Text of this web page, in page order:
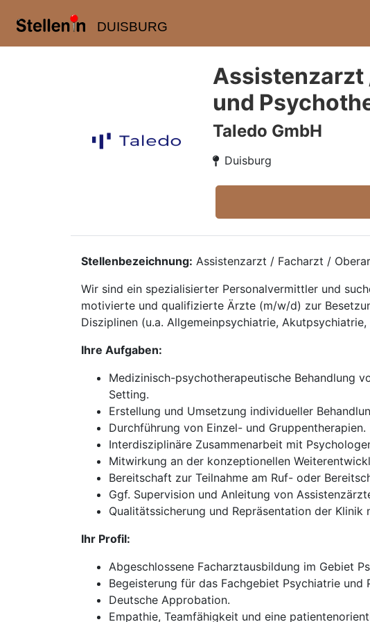
DUISBURG
Assistenzarzt
und
Taledo GmbH
Duisburg
Stellenbezeichnung: Assistenzarzt / Facharzt /
Wir sind ein spezialisierter Personalvermittler und
motivierte und qualifizierte Ärzte (m/w/d) zur
Disziplinen (u.a. Allgemeinpsychiatrie,
Ihre Aufgaben:
Medizinisch-psychotherapeutische Behandlung
Setting.
Erstellung und Umsetzung individueller
Durchführung von Einzel- und Gruppentherapien.
Interdisziplinäre Zusammenarbeit mit
Mitwirkung an der konzeptionellen
Bereitschaft zur Teilnahme am Ruf- oder
Ggf. Supervision und Anleitung von
Qualitätssicherung und Repräsentation der
Ihr Profil:
Abgeschlossene Facharztausbildung im Gebiet
Begeisterung für das Fachgebiet Psychiatrie
Deutsche Approbation.
Empathie, Teamfähigkeit und eine